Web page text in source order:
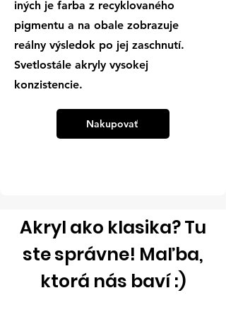
iných je farba z recyklovaného
pigmentu a na obale zobrazuje
reálny výsledok po jej zaschnutí.
Svetlostále akryly vysokej
konzistencie.
Nakupovať
Akryl ako klasika? Tu
ste správne! Maľba,
ktorá nás baví :)